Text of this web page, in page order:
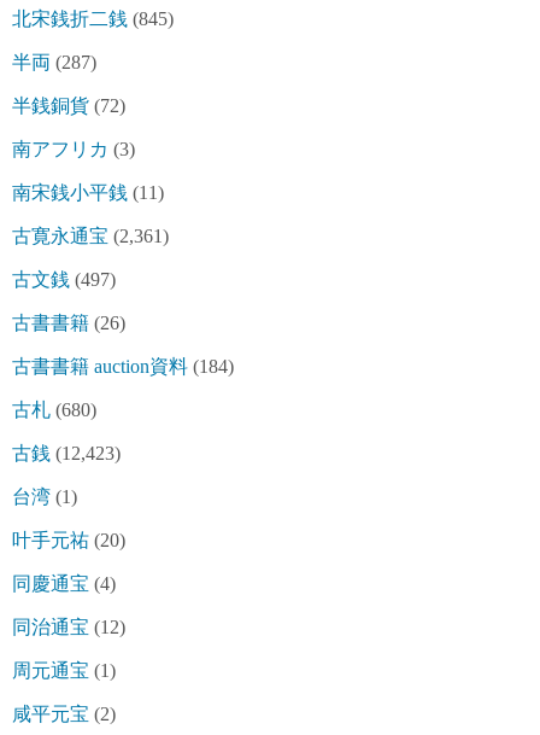
北宋銭折二銭 (845)
半両 (287)
半銭銅貨 (72)
南アフリカ (3)
南宋銭小平銭 (11)
古寛永通宝 (2,361)
古文銭 (497)
古書書籍 (26)
古書書籍 auction資料 (184)
古札 (680)
古銭 (12,423)
台湾 (1)
叶手元祐 (20)
同慶通宝 (4)
同治通宝 (12)
周元通宝 (1)
咸平元宝 (2)